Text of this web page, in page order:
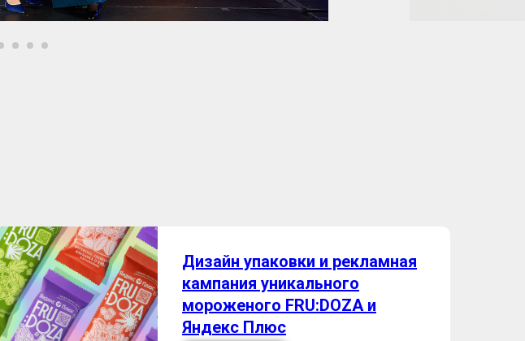
Дизайн упаковки и рекламная
кампания уникального
мороженого FRU:DOZA и
Яндекс Плюс